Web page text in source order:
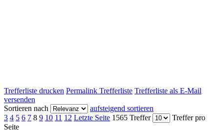
Trefferliste drucken Permalink Trefferliste Trefferliste als E-Mail
versenden
Sortieren nach
aufsteigend sortieren
3 4 5 6 7 8 9 10 11 12 Letzte Seite 1565 Treffer
Treffer pro
Seite